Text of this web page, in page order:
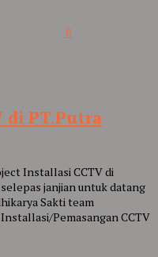
0
di PT.Putra
Installasi CCTV di
janjian untuk datang
Sakti team
Pemasangan CCTV